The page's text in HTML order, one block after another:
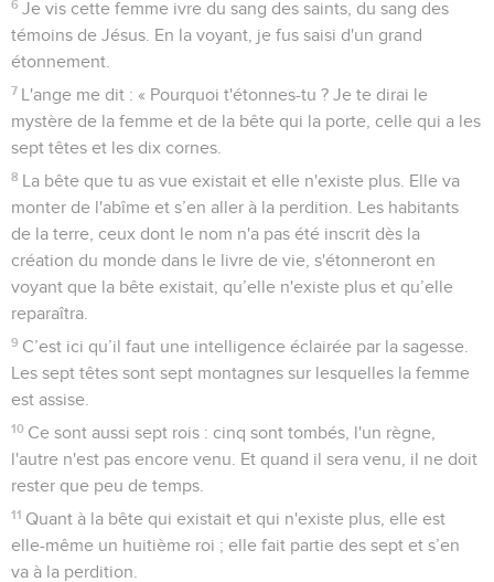
6 Je vis cette femme ivre du sang des saints, du sang des
témoins de Jésus. En la voyant, je fus saisi d'un grand
étonnement.
7 L'ange me dit : « Pourquoi t'étonnes-tu ? Je te dirai le
mystère de la femme et de la bête qui la porte, celle qui a les
sept têtes et les dix cornes.
8 La bête que tu as vue existait et elle n'existe plus. Elle va
monter de l'abîme et s’en aller à la perdition. Les habitants
de la terre, ceux dont le nom n'a pas été inscrit dès la
création du monde dans le livre de vie, s'étonneront en
voyant que la bête existait, qu’elle n'existe plus et qu’elle
reparaîtra.
9 C’est ici qu’il faut une intelligence éclairée par la sagesse.
Les sept têtes sont sept montagnes sur lesquelles la femme
est assise.
10 Ce sont aussi sept rois : cinq sont tombés, l'un règne,
l'autre n'est pas encore venu. Et quand il sera venu, il ne doit
rester que peu de temps.
11 Quant à la bête qui existait et qui n'existe plus, elle est
elle-même un huitième roi ; elle fait partie des sept et s’en
va à la perdition.